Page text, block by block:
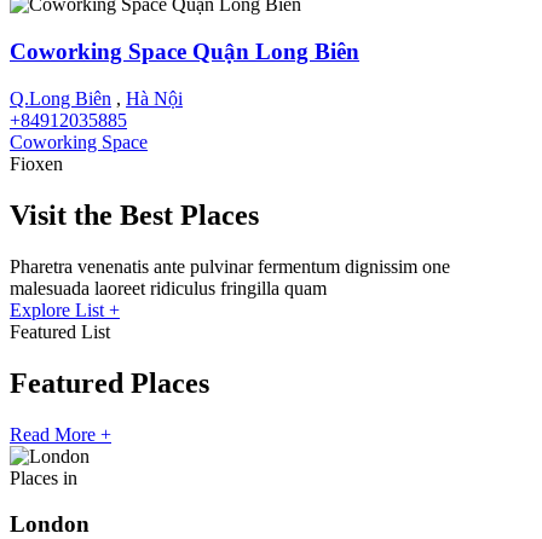
Coworking Space Quận Long Biên
Q.Long Biên , Hà Nội
+84912035885
Coworking Space
Fioxen
Visit the Best Places
Pharetra venenatis ante pulvinar fermentum dignissim one
malesuada laoreet ridiculus fringilla quam
Explore List +
Featured List
Featured Places
Read More +
Places in
London